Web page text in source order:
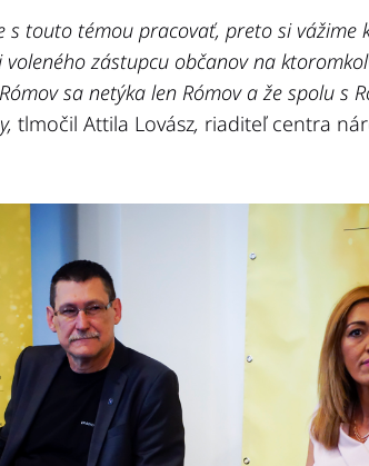
s touto témou pracovať, preto si vážime
zástupcu občanov na
sa netýka len Rómov a že spolu s
tlmočil Attila Lovász, riaditeľ centra